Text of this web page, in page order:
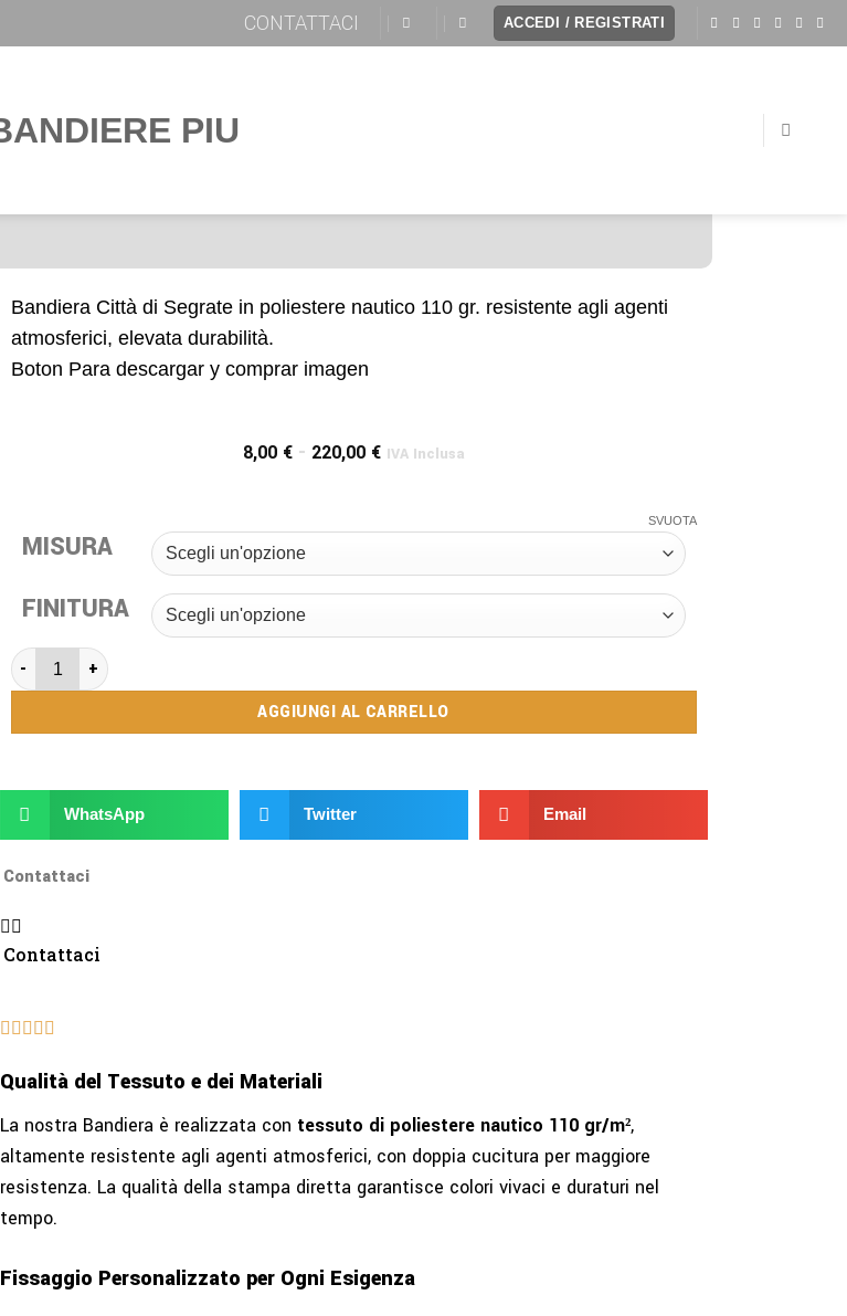
CONTATTACI ACCEDI / REGISTRATI
Bandiera Città di Segrate in poliestere nautico 110 gr. resistente agli agenti
atmosferici, elevata durabilità.
Boton Para descargar y comprar imagen
8,00 € - 220,00 € IVA Inclusa
MISURA
FINITURA
SVUOTA
AGGIUNGI AL CARRELLO
WhatsApp Twitter Email
Contattaci
Contattaci
Qualità del Tessuto e dei Materiali
La nostra Bandiera è realizzata con tessuto di poliestere nautico 110 gr/m²,
altamente resistente agli agenti atmosferici, con doppia cucitura per maggiore
resistenza. La qualità della stampa diretta garantisce colori vivaci e duraturi nel
tempo.
Fissaggio Personalizzato per Ogni Esigenza